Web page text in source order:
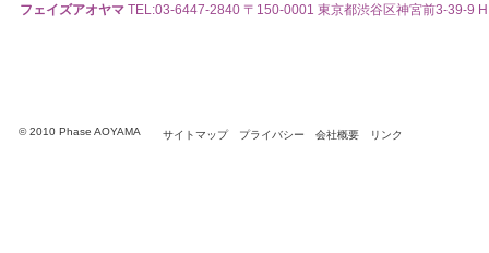
フェイズアオヤマ TEL:03-6447-2840 〒150-0001 東京都渋谷区神宮前3-39-9
© 2010 Phase AOYAMA サイトマップ プライバシー 会社概要 リンク